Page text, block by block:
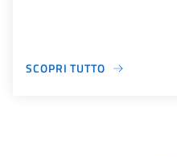
SCOPRI TUTTO